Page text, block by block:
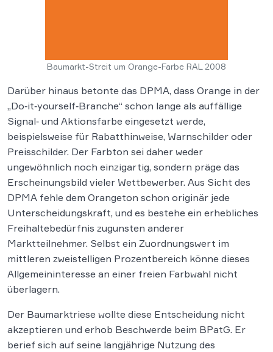
Baumarkt-Streit um Orange-Farbe RAL 2008
Darüber hinaus betonte das DPMA, dass Orange in der
„Do‑it‑yourself‑Branche“ schon lange als auffällige
Signal‑ und Aktionsfarbe eingesetzt werde,
beispielsweise für Rabatthinweise, Warnschilder oder
Preisschilder. Der Farbton sei daher weder
ungewöhnlich noch einzigartig, sondern präge das
Erscheinungsbild vieler Wettbewerber. Aus Sicht des
DPMA fehle dem Orangeton schon originär jede
Unterscheidungskraft, und es bestehe ein erhebliches
Freihaltebedürfnis zugunsten anderer
Marktteilnehmer. Selbst ein Zuordnungswert im
mittleren zweistelligen Prozentbereich könne dieses
Allgemeininteresse an einer freien Farbwahl nicht
überlagern.
Der Baumarktriese wollte diese Entscheidung nicht
akzeptieren und erhob Beschwerde beim BPatG. Er
berief sich auf seine langjährige Nutzung des